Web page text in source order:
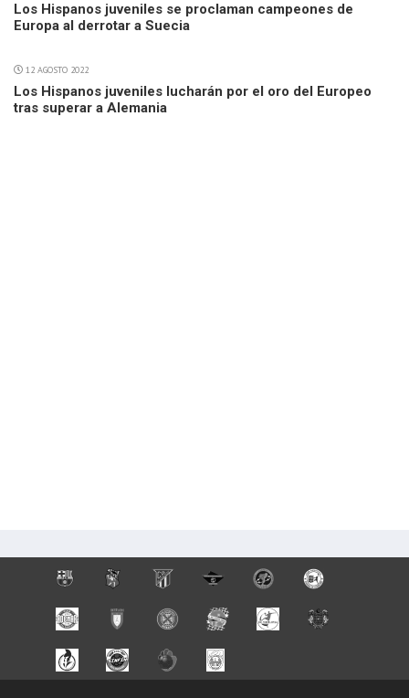
Los Hispanos juveniles se proclaman campeones de
Europa al derrotar a Suecia
12 AGOSTO 2022
Los Hispanos juveniles lucharán por el oro del Europeo
tras superar a Alemania